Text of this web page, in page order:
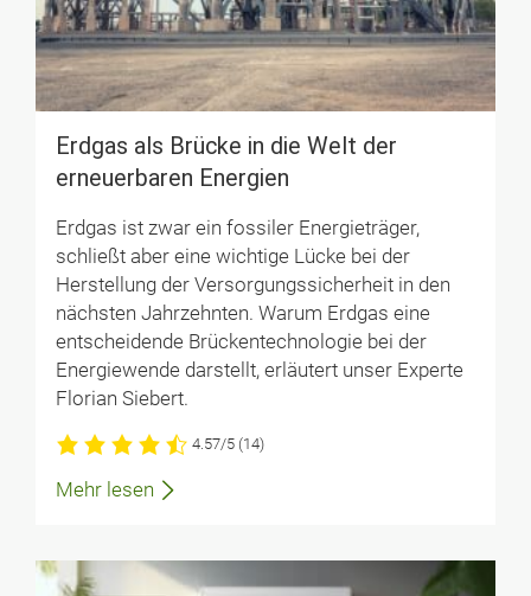
Erd­gas als Brü­cke in die Welt der
erneuer­baren Ener­gien
Erdgas ist zwar ein fossiler Energieträger,
schließt aber eine wichtige Lücke bei der
Herstellung der Versorgungssicherheit in den
nächsten Jahrzehnten. Warum Erdgas eine
entscheidende Brückentechnologie bei der
Energiewende darstellt, erläutert unser Experte
Florian Siebert.
4.57/5 (14)
Mehr lesen